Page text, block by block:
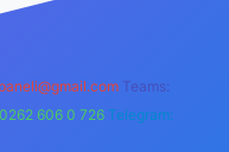
Teams:
606 0 726 Telegram: